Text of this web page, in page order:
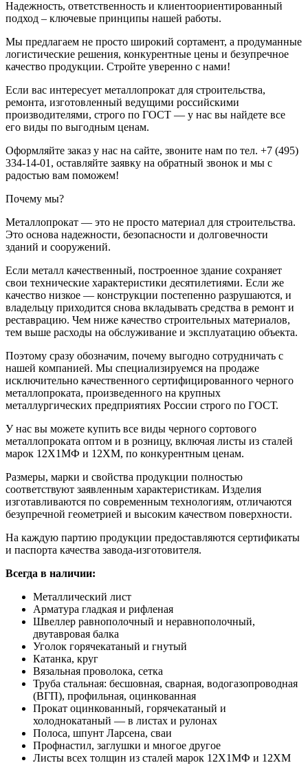
Надежность, ответственность и клиентоориентированный
подход – ключевые принципы нашей работы.
Мы предлагаем не просто широкий сортамент, а продуманные
логистические решения, конкурентные цены и безупречное
качество продукции. Стройте уверенно с нами!
Если вас интересует металлопрокат для строительства,
ремонта, изготовленный ведущими российскими
производителями, строго по ГОСТ — у нас вы найдете все
его виды по выгодным ценам.
Оформляйте заказ у нас на сайте, звоните нам по тел. +7 (495)
334-14-01, оставляйте заявку на обратный звонок и мы с
радостью вам поможем!
Почему мы?
Металлопрокат — это не просто материал для строительства.
Это основа надежности, безопасности и долговечности
зданий и сооружений.
Если металл качественный, построенное здание сохраняет
свои технические характеристики десятилетиями. Если же
качество низкое — конструкции постепенно разрушаются, и
владельцу приходится снова вкладывать средства в ремонт и
реставрацию. Чем ниже качество строительных материалов,
тем выше расходы на обслуживание и эксплуатацию объекта.
Поэтому сразу обозначим, почему выгодно сотрудничать с
нашей компанией. Мы специализируемся на продаже
исключительно качественного сертифицированного черного
металлопроката, произведенного на крупных
металлургических предприятиях России строго по ГОСТ.
У нас вы можете купить все виды черного сортового
металлопроката оптом и в розницу, включая листы из сталей
марок 12Х1МФ и 12ХМ, по конкурентным ценам.
Размеры, марки и свойства продукции полностью
соответствуют заявленным характеристикам. Изделия
изготавливаются по современным технологиям, отличаются
безупречной геометрией и высоким качеством поверхности.
На каждую партию продукции предоставляются сертификаты
и паспорта качества завода-изготовителя.
Всегда в наличии:
Металлический лист
Арматура гладкая и рифленая
Швеллер равнополочный и неравнополочный,
двутавровая балка
Уголок горячекатаный и гнутый
Катанка, круг
Вязальная проволока, сетка
Труба стальная: бесшовная, сварная, водогазопроводная
(ВГП), профильная, оцинкованная
Прокат оцинкованный, горячекатаный и
холоднокатаный — в листах и рулонах
Полоса, шпунт Ларсена, сваи
Профнастил, заглушки и многое другое
Листы всех толщин из сталей марок 12Х1МФ и 12ХМ